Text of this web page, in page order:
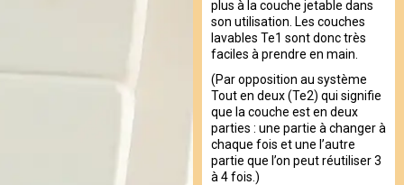
plus à la couche jetable dans
son utilisation. Les couches
lavables Te1 sont donc très
faciles à prendre en main.
(Par opposition au système
Tout en deux (Te2) qui signifie
que la couche est en deux
parties : une partie à changer à
chaque fois et une l’autre
partie que l’on peut réutiliser 3
à 4 fois.)